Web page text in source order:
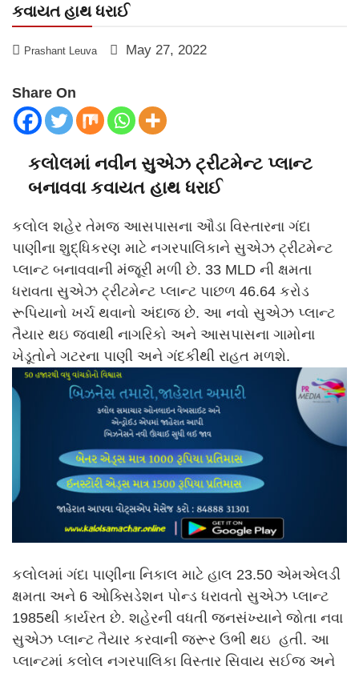
કવાયત હાથ ધરાઈ
Prashant Leuva May 27, 2022
Share On
કલોલમાં નવીન સુએઝ ટ્રીટમેન્ટ પ્લાન્ટ
બનાવવા કવાયત હાથ ધરાઈ
કલોલ શહેર તેમજ આસપાસના ઔડા વિસ્તારના ગંદા
પાણીના શુદ્ધિકરણ માટે નગરપાલિકાને સુએઝ ટ્રીટમેન્ટ
પ્લાન્ટ બનાવવાની મંજૂરી મળી છે. 33 MLD ની ક્ષમતા
ધરાવતા સુએઝ ટ્રીટમેન્ટ પ્લાન્ટ પાછળ 46.64 કરોડ
રૂપિયાનો ખર્ચ થવાનો અંદાજ છે. આ નવો સુએઝ પ્લાન્ટ
તૈયાર થઇ જવાથી નાગરિકો અને આસપાસના ગામોના
ખેડૂતોને ગટરના પાણી અને ગંદકીથી રાહત મળશે.
કલોલમાં ગંદા પાણીના નિકાલ માટે હાલ 23.50 એમએલડી
ક્ષમતા અને 6 ઓક્સિડેશન પોન્ડ ધરાવતો સુએઝ પ્લાન્ટ
1985થી કાર્યરત છે. શહેરની વધતી જનસંખ્યાને જોતા નવા
સુએઝ પ્લાન્ટ તૈયાર કરવાની જરૂર ઉભી થઇ હતી. આ
પ્લાન્ટમાં કલોલ નગરપાલિકા વિસ્તાર સિવાય સઈજ અને